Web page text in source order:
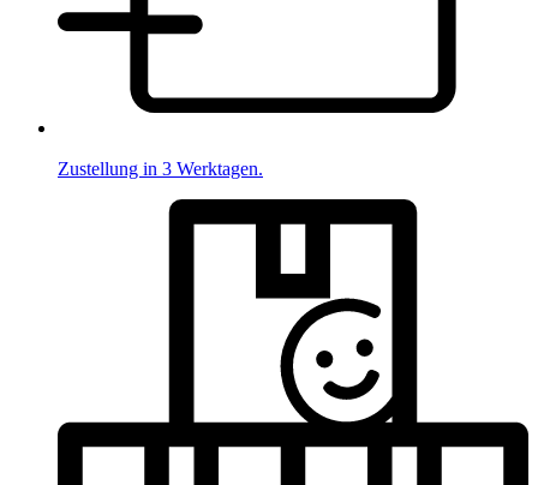
Zustellung in 3 Werktagen.